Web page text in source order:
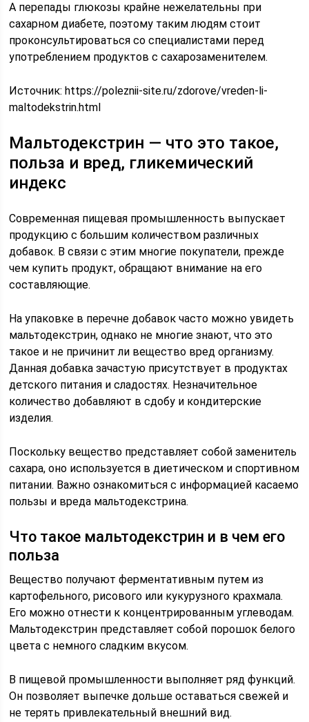
А перепады глюкозы крайне нежелательны при
сахарном диабете, поэтому таким людям стоит
проконсультироваться со специалистами перед
употреблением продуктов с сахарозаменителем.
Источник:https://poleznii-site.ru/zdorove/vreden-li-
maltodekstrin.html
Мальтодекстрин — что это такое,
польза и вред, гликемический
индекс
Современная пищевая промышленность выпускает
продукцию с большим количеством различных
добавок. В связи с этим многие покупатели, прежде
чем купить продукт, обращают внимание на его
составляющие.
На упаковке в перечне добавок часто можно увидеть
мальтодекстрин, однако не многие знают, что это
такое и не причинит ли вещество вред организму.
Данная добавка зачастую присутствует в продуктах
детского питания и сладостях. Незначительное
количество добавляют в сдобу и кондитерские
изделия.
Поскольку вещество представляет собой заменитель
сахара, оно используется в диетическом и спортивном
питании. Важно ознакомиться с информацией касаемо
пользы и вреда мальтодекстрина.
Что такое мальтодекстрин и в чем его
польза
Вещество получают ферментативным путем из
картофельного, рисового или кукурузного крахмала.
Его можно отнести к концентрированным углеводам.
Мальтодекстрин представляет собой порошок белого
цвета с немного сладким вкусом.
В пищевой промышленности выполняет ряд функций.
Он позволяет выпечке дольше оставаться свежей и
не терять привлекательный внешний вид.